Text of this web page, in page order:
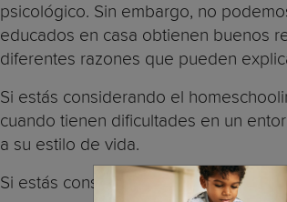
psicológico. Sin embargo, no
educados en casa obtienen buenos
diferentes razones que pueden
Si estás considerando el
cuando tienen dificultades en un
a su estilo de vida.
Si estás considerando la educación